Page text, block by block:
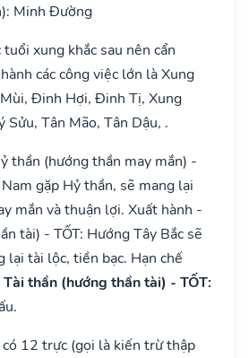
Minh Đường
tuổi xung khắc sau nên cẩn
các công việc lớn là Xung
Đinh Hợi, Đinh Tị, Xung
Sửu, Tân Mão, Tân Dậu, .
thần (hướng thần may mắn) -
gặp Hỷ thần, sẽ mang lại
mắn và thuận lợi. Xuất hành -
tài) - TỐT: Hướng Tây Bắc sẽ
lại tài lộc, tiền bạc. Hạn chế
Tài thần (hướng thần tài) - TỐT:
12 trực (gọi là kiến trừ thập